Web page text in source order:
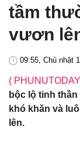
tầm
vươn
09:55, Chủ nhật
(
bộc lộ tinh
khó khăn và
lên.